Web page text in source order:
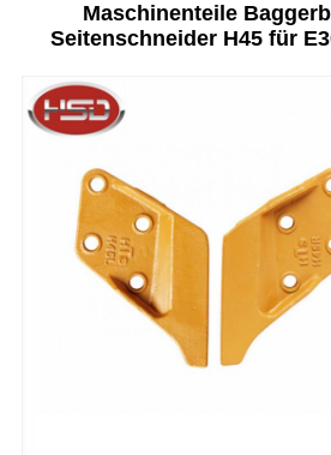
Maschinenteile
Seitenschneider H45 für